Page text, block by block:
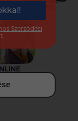
Szerződési